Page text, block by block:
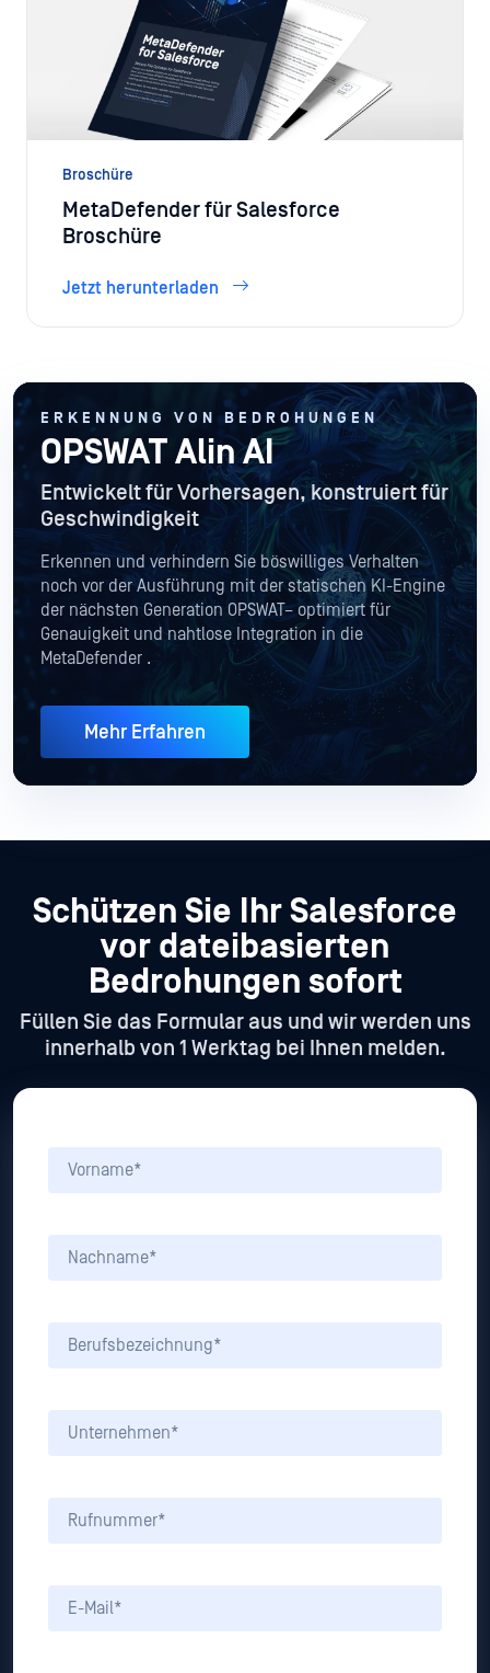
Broschüre
MetaDefender für Salesforce
Broschüre
Jetzt herunterladen
ERKENNUNG VON BEDROHUNGEN
OPSWAT Alin AI
Entwickelt für Vorhersagen, konstruiert für
Geschwindigkeit
Erkennen und verhindern Sie böswilliges Verhalten
noch vor der Ausführung mit der statischen KI-Engine
der nächsten Generation OPSWAT– optimiert für
Genauigkeit und nahtlose Integration in die
MetaDefender .
Mehr Erfahren
Schützen Sie Ihr Salesforce
vor dateibasierten
Bedrohungen sofort
Füllen Sie das Formular aus und wir werden uns
innerhalb von 1 Werktag bei Ihnen melden.